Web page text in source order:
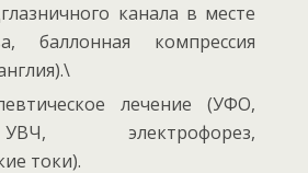
канала в месте
баллонная компрессия
лечение (УФО,
электрофорез,
токи).